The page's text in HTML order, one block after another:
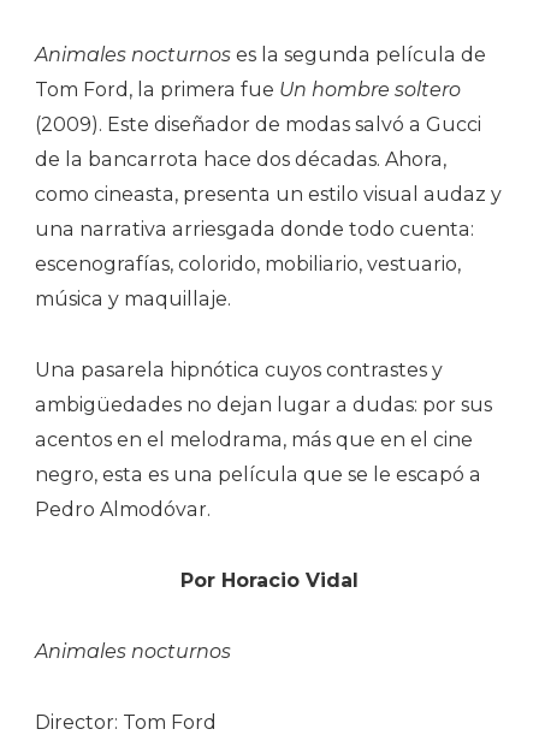
Animales nocturnos es la segunda película de
Tom Ford, la primera fue Un hombre soltero
(2009). Este diseñador de modas salvó a Gucci
de la bancarrota hace dos décadas. Ahora,
como cineasta, presenta un estilo visual audaz y
una narrativa arriesgada donde todo cuenta:
escenografías, colorido, mobiliario, vestuario,
música y maquillaje.
Una pasarela hipnótica cuyos contrastes y
ambigüedades no dejan lugar a dudas: por sus
acentos en el melodrama, más que en el cine
negro, esta es una película que se le escapó a
Pedro Almodóvar.
Por Horacio Vidal
Animales nocturnos
Director: Tom Ford